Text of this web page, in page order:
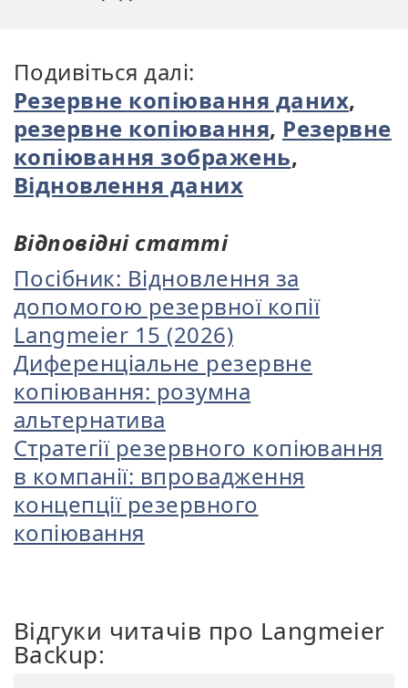
Подивіться далі:
Резервне копіювання даних,
резервне копіювання, Резервне
копіювання зображень,
Відновлення даних
Відповідні статті
Посібник: Відновлення за
допомогою резервної копії
Langmeier 15 (2026)
Диференціальне резервне
копіювання: розумна
альтернатива
Стратегії резервного копіювання
в компанії: впровадження
концепції резервного
копіювання
Відгуки читачів про Langmeier
Backup: